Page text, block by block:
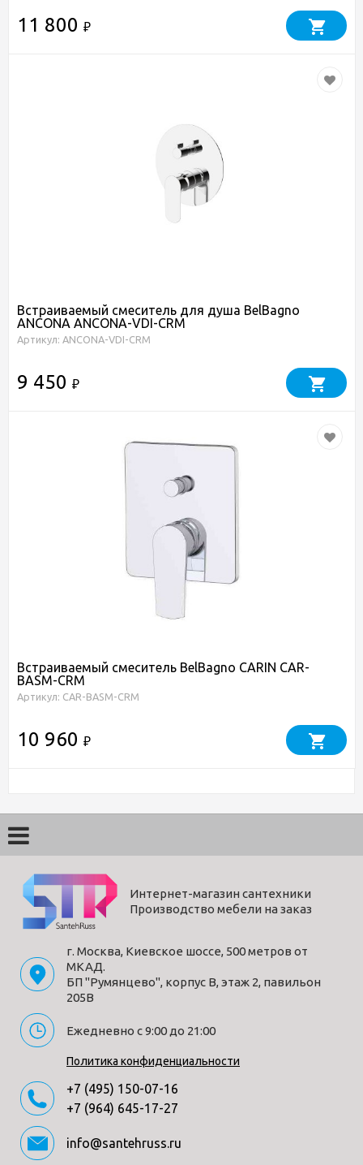
11 800 ₽
Встраиваемый смеситель для душа BelBagno
ANCONA ANCONA-VDI-CRM
Артикул: ANCONA-VDI-CRM
9 450 ₽
Встраиваемый смеситель BelBagno CARIN CAR-
BASM-CRM
Артикул: CAR-BASM-CRM
10 960 ₽
Интернет-магазин сантехники
Производство мебели на заказ
г. Москва, Киевское шоссе, 500 метров от
МКАД.
БП "Румянцево", корпус В, этаж 2, павильон
205В
Ежедневно с 9:00 до 21:00
Политика конфиденциальности
+7 (495) 150-07-16
+7 (964) 645-17-27
info@santehruss.ru